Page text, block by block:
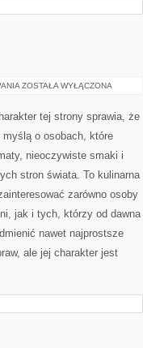
TESTY
ZOSTAŁA WYŁĄCZONA
tej strony sprawia, że
o osobach, które
nieoczywiste smaki i
stron świata. To kulinarna
zarówno osoby
jak i tych, którzy od dawna
nawet najprostsze
ale jej charakter jest